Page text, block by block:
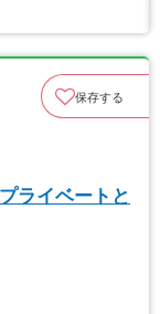
保存する
ライベートと